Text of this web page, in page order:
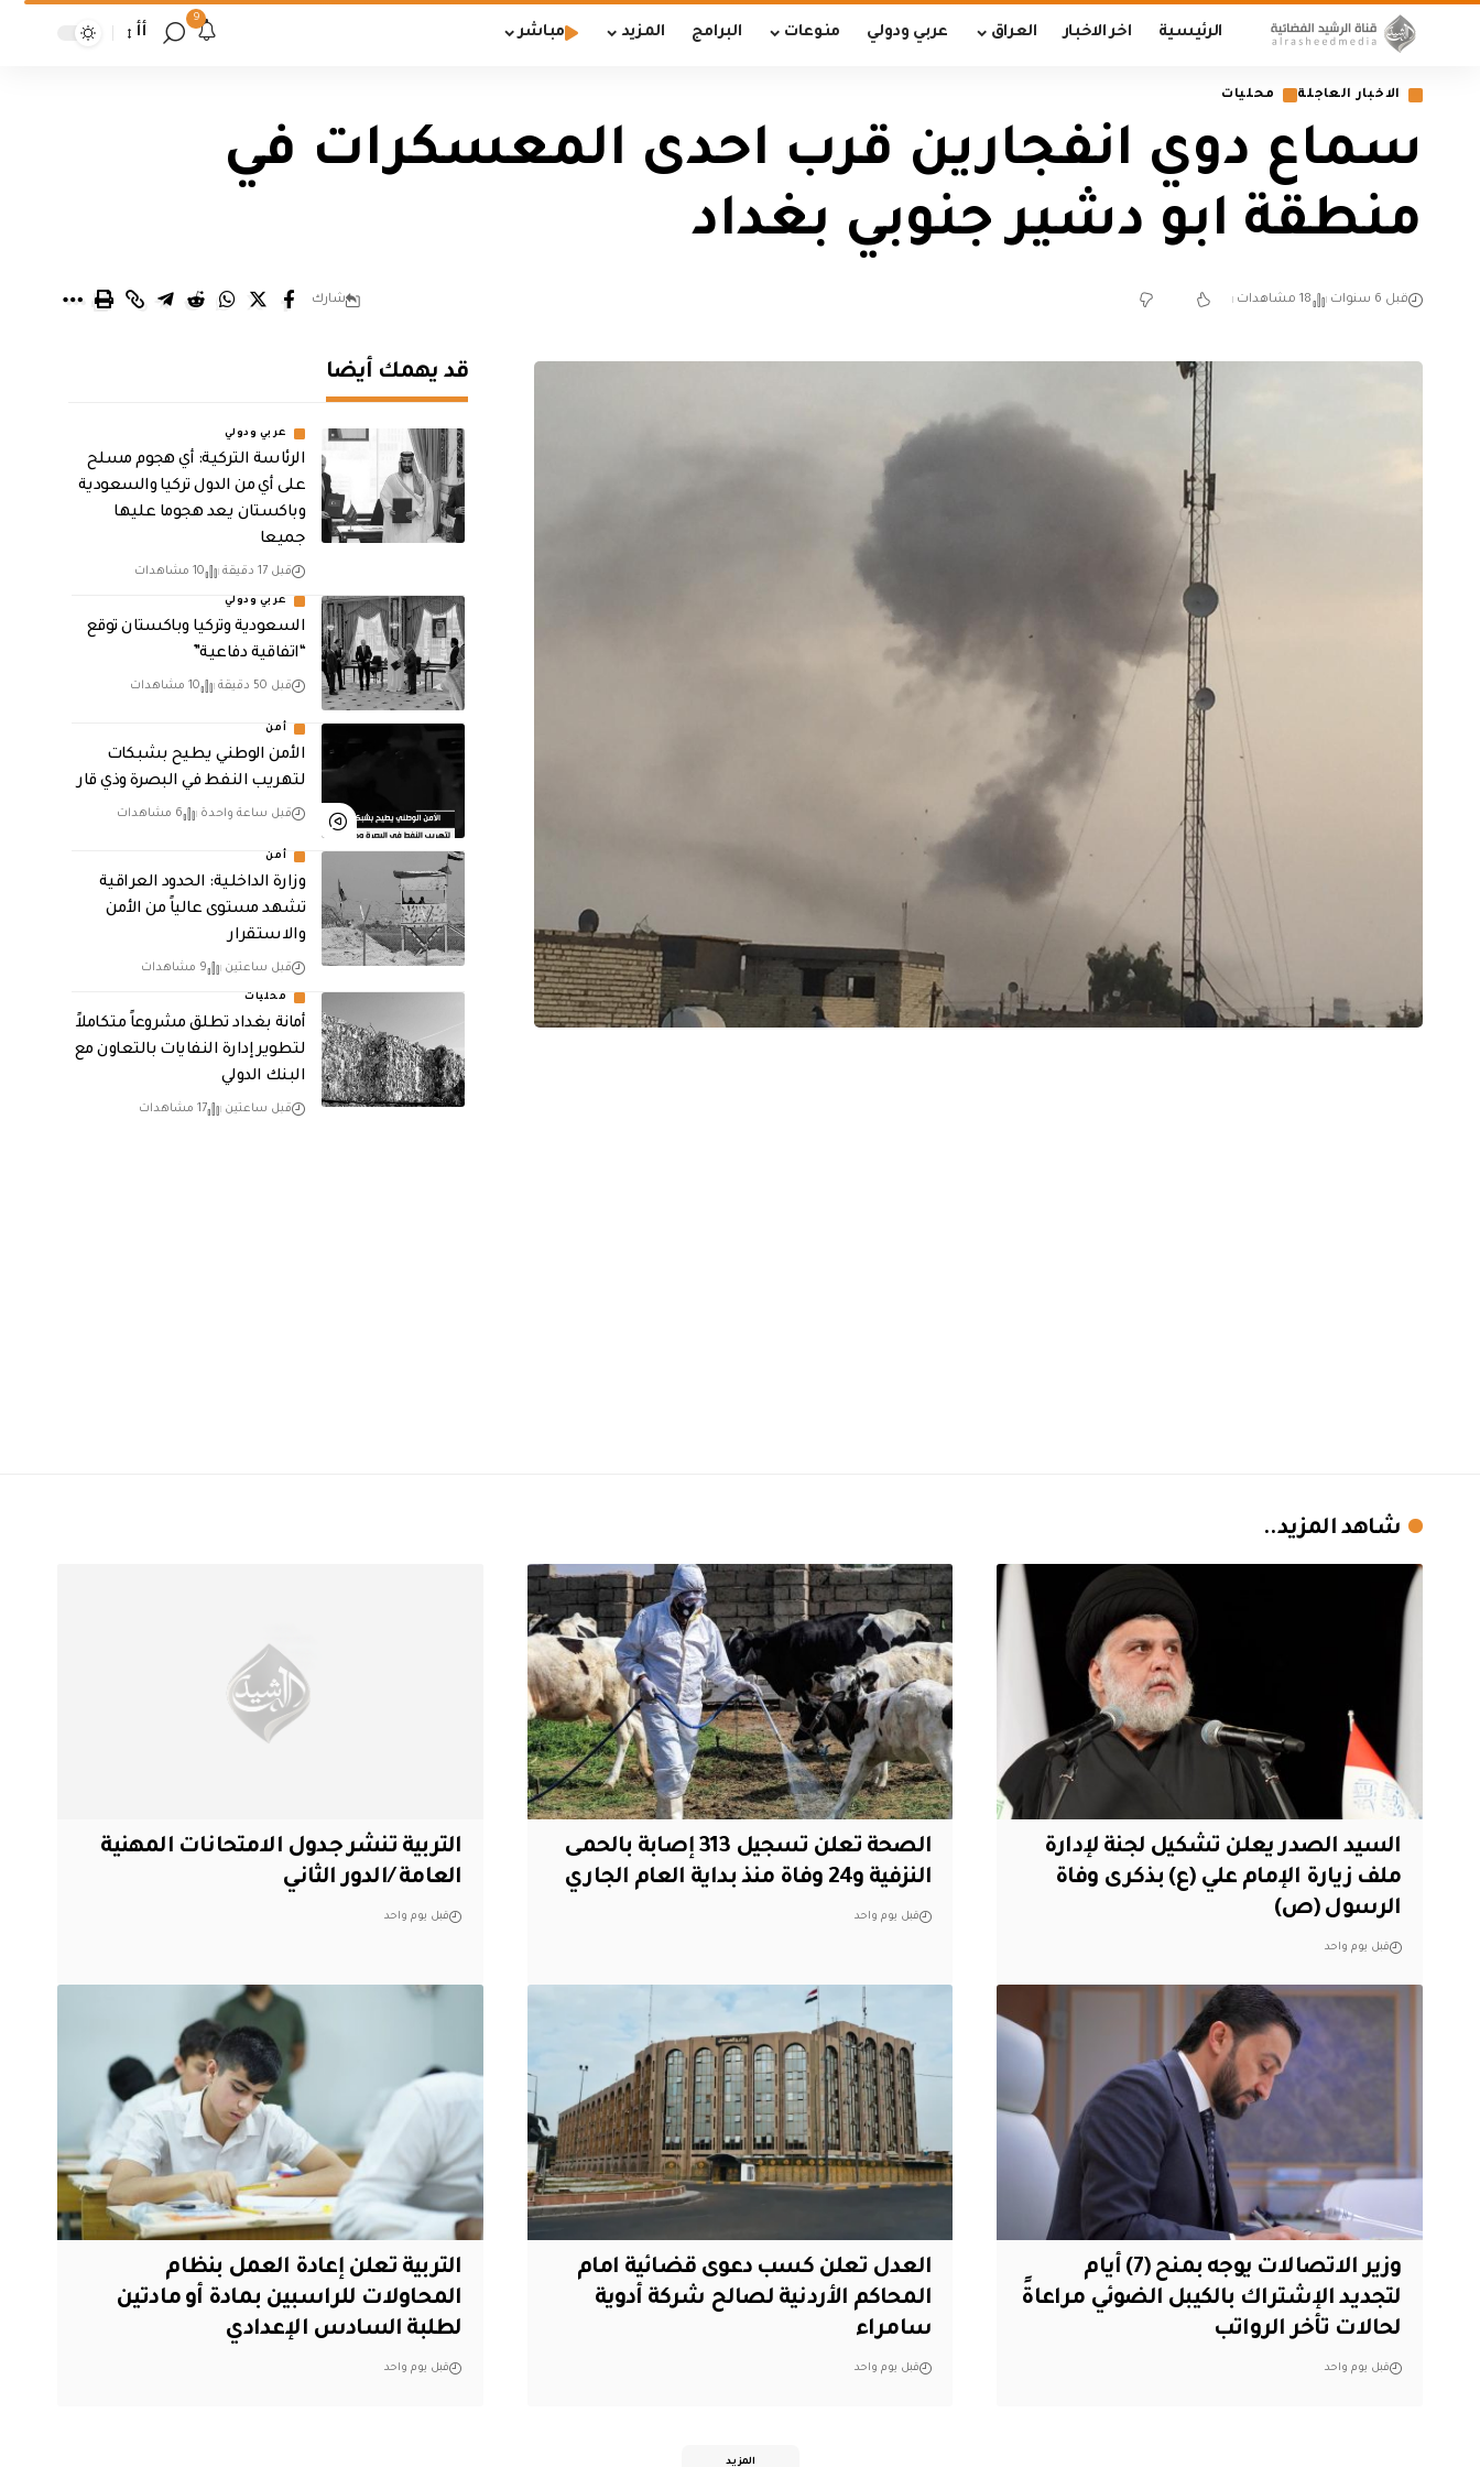
الرئيسية اخر الاخبار العراق عربي ودولي منوعات البرامج المزيد مباشر
9
أأ
الاخبار العاجلة محليات
سماع دوي انفجارين قرب احدى المعسكرات في
منطقة ابو دشير جنوبي بغداد
قبل 6 سنوات 18 مشاهدات شارك
قد يهمك أيضا
عربي ودولي
الرئاسة التركية: أي هجوم مسلح
على أي من الدول تركيا والسعودية
وباكستان يعد هجوما عليها
جميعا
قبل 17 دقيقة 10 مشاهدات
عربي ودولي
السعودية وتركيا وباكستان توقع
“اتفاقية دفاعية”
قبل 50 دقيقة 10 مشاهدات
أمن
الأمن الوطني يطيح بشبكات
لتهريب النفط في البصرة وذي قار
قبل ساعة واحدة 6 مشاهدات
أمن
وزارة الداخلية: الحدود العراقية
تشهد مستوى عالياً من الأمن
والاستقرار
قبل ساعتين 9 مشاهدات
محليات
أمانة بغداد تطلق مشروعاً متكاملاً
لتطوير إدارة النفايات بالتعاون مع
البنك الدولي
قبل ساعتين 17 مشاهدات
شاهد المزيد..
السيد الصدر يعلن تشكيل لجنة لإدارة
ملف زيارة الإمام علي (ع) بذكرى وفاة
الرسول (ص)
قبل يوم واحد
الصحة تعلن تسجيل 313 إصابة بالحمى
النزفية و24 وفاة منذ بداية العام الجاري
قبل يوم واحد
التربية تنشر جدول الامتحانات المهنية
العامة /الدور الثاني
قبل يوم واحد
وزير الاتصالات يوجه بمنح (7) أيام
لتجديد الإشتراك بالكيبل الضوئي مراعاةً
لحالات تأخر الرواتب
قبل يوم واحد
العدل تعلن كسب دعوى قضائية امام
المحاكم الأردنية لصالح شركة أدوية
سامراء
قبل يوم واحد
التربية تعلن إعادة العمل بنظام
المحاولات للراسبين بمادة أو مادتين
لطلبة السادس الإعدادي
قبل يوم واحد
المزيد